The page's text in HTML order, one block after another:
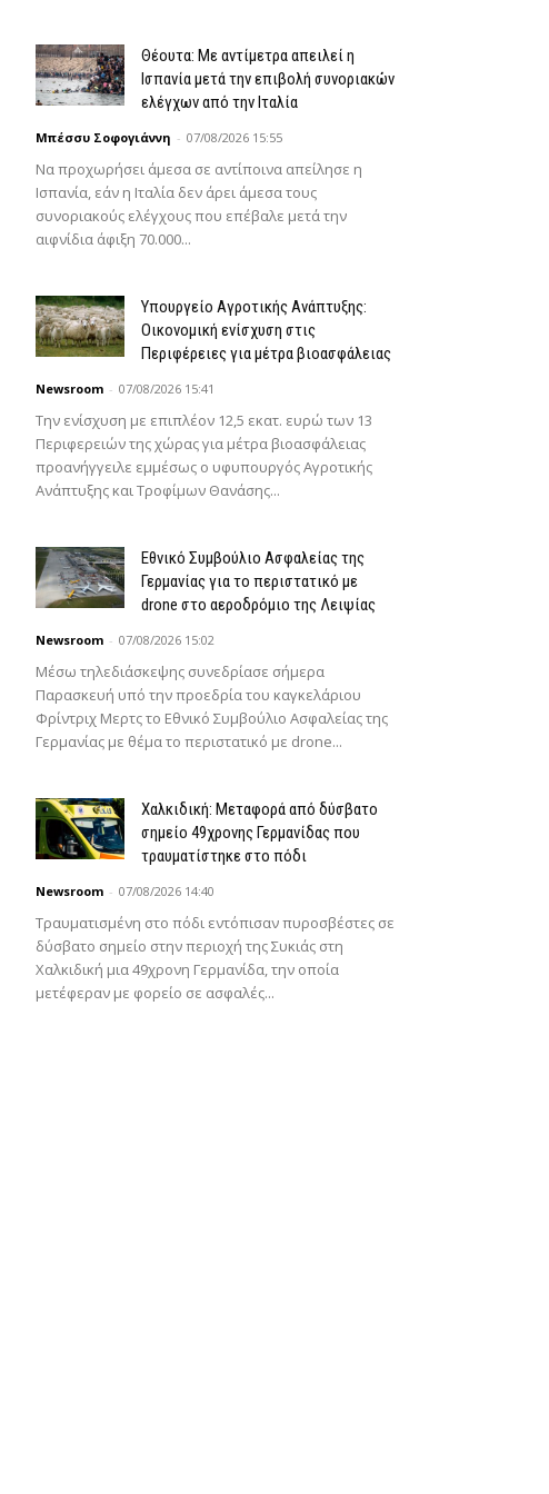
Θέουτα: Με αντίμετρα απειλεί η
Ισπανία μετά την επιβολή συνοριακών
ελέγχων από την Ιταλία
Μπέσσυ Σοφογιάννη - 07/08/2026 15:55
Να προχωρήσει άμεσα σε αντίποινα απείλησε η
Ισπανία, εάν η Ιταλία δεν άρει άμεσα τους
συνοριακούς ελέγχους που επέβαλε μετά την
αιφνίδια άφιξη 70.000...
Υπουργείο Αγροτικής Ανάπτυξης:
Οικονομική ενίσχυση στις
Περιφέρειες για μέτρα βιοασφάλειας
Newsroom - 07/08/2026 15:41
Την ενίσχυση με επιπλέον 12,5 εκατ. ευρώ των 13
Περιφερειών της χώρας για μέτρα βιοασφάλειας
προανήγγειλε εμμέσως ο υφυπουργός Αγροτικής
Ανάπτυξης και Τροφίμων Θανάσης...
Εθνικό Συμβούλιο Ασφαλείας της
Γερμανίας για το περιστατικό με
drone στο αεροδρόμιο της Λειψίας
Newsroom - 07/08/2026 15:02
Μέσω τηλεδιάσκεψης συνεδρίασε σήμερα
Παρασκευή υπό την προεδρία του καγκελάριου
Φρίντριχ Μερτς το Εθνικό Συμβούλιο Ασφαλείας της
Γερμανίας με θέμα το περιστατικό με drone...
Χαλκιδική: Μεταφορά από δύσβατο
σημείο 49χρονης Γερμανίδας που
τραυματίστηκε στο πόδι
Newsroom - 07/08/2026 14:40
Τραυματισμένη στο πόδι εντόπισαν πυροσβέστες σε
δύσβατο σημείο στην περιοχή της Συκιάς στη
Χαλκιδική μια 49χρονη Γερμανίδα, την οποία
μετέφεραν με φορείο σε ασφαλές...